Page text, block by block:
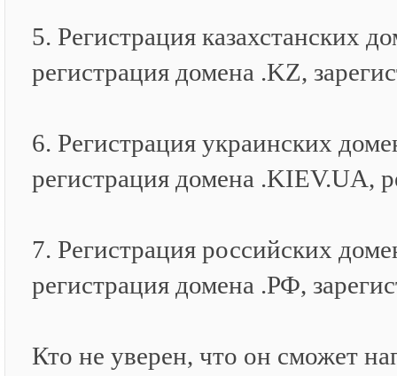
5. Регистрация казахстанских
регистрация домена .KZ,
6. Регистрация украинских
регистрация домена .KIEV.UA,
7. Регистрация российских
регистрация домена .РФ,
Кто не уверен, что он сможет